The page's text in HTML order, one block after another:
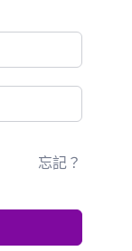
忘記？